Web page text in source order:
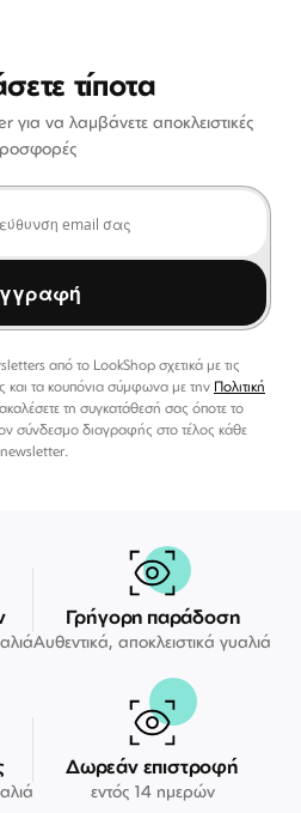
τίποτα
για να λαμβάνετε αποκλειστικές
από το LookShop σχετικά με τις
και τα κουπόνια σύμφωνα με την Πολιτική
τη συγκατάθεσή σας όποτε το
σύνδεσμο διαγραφής στο τέλος κάθε
newsletter.
Γρήγορη παράδοση
Αυθεντικά, αποκλειστικά γυαλιά
Δωρεάν επιστροφή
εντός 14 ημερών